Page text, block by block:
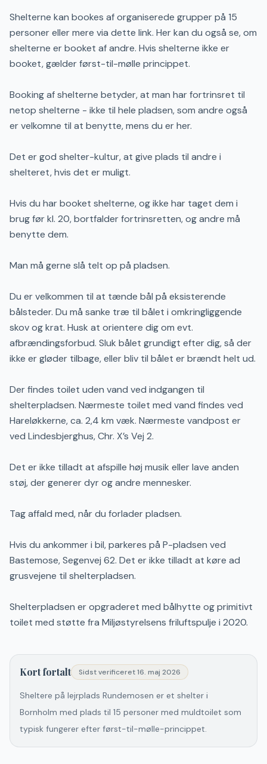
Shelterne kan bookes af organiserede grupper på 15
personer eller mere via dette link. Her kan du også se, om
shelterne er booket af andre. Hvis shelterne ikke er
booket, gælder først-til-mølle princippet.
Booking af shelterne betyder, at man har fortrinsret til
netop shelterne - ikke til hele pladsen, som andre også
er velkomne til at benytte, mens du er her.
Det er god shelter-kultur, at give plads til andre i
shelteret, hvis det er muligt.
Hvis du har booket shelterne, og ikke har taget dem i
brug før kl. 20, bortfalder fortrinsretten, og andre må
benytte dem.
Man må gerne slå telt op på pladsen.
Du er velkommen til at tænde bål på eksisterende
bålsteder. Du må sanke træ til bålet i omkringliggende
skov og krat. Husk at orientere dig om evt.
afbrændingsforbud. Sluk bålet grundigt efter dig, så der
ikke er gløder tilbage, eller bliv til bålet er brændt helt ud.
Der findes toilet uden vand ved indgangen til
shelterpladsen. Nærmeste toilet med vand findes ved
Hareløkkerne, ca. 2,4 km væk. Nærmeste vandpost er
ved Lindesbjerghus, Chr. X’s Vej 2.
Det er ikke tilladt at afspille høj musik eller lave anden
støj, der generer dyr og andre mennesker.
Tag affald med, når du forlader pladsen.
Hvis du ankommer i bil, parkeres på P-pladsen ved
Bastemose, Segenvej 62. Det er ikke tilladt at køre ad
grusvejene til shelterpladsen.
Shelterpladsen er opgraderet med bålhytte og primitivt
toilet med støtte fra Miljøstyrelsens friluftspulje i 2020.
Kort fortalt Sidst verificeret16. maj 2026
Sheltere på lejrplads Rundemosen er et shelter i
Bornholm med plads til 15 personer med muldtoilet som
typisk fungerer efter først-til-mølle-princippet.